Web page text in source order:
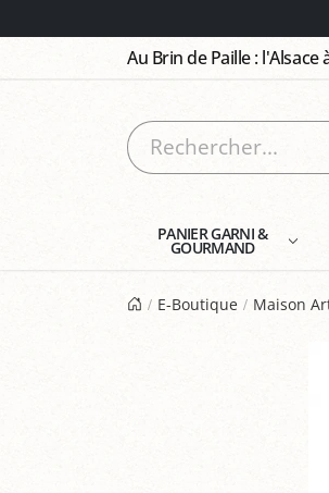
Au Brin de Paille :
PANIER GARNI &
GOURMAND
E-Boutique Maison